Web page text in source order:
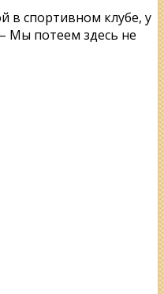
в спортивном клубе, у
Мы потеем здесь не